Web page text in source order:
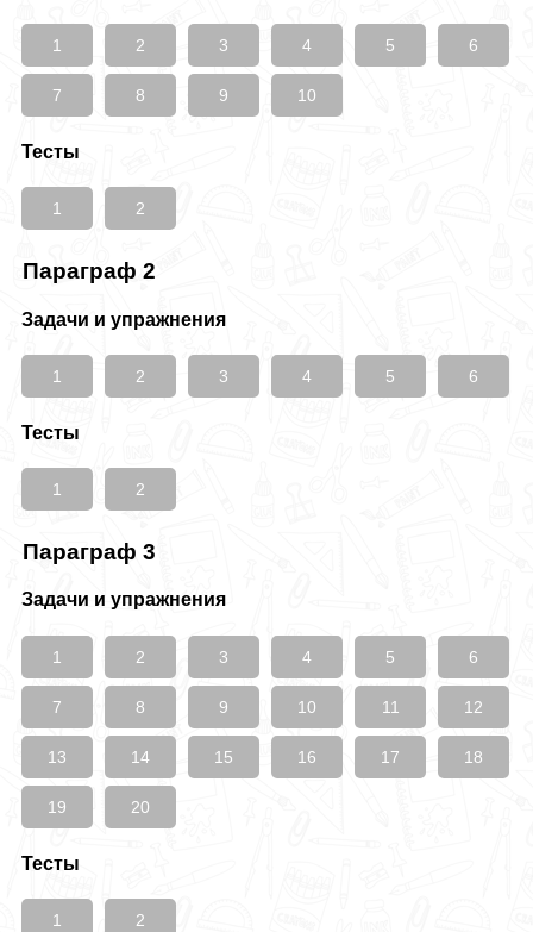
1 2 3 4 5 6
7 8 9 10
Тесты
1 2
Параграф 2
Задачи и упражнения
1 2 3 4 5 6
Тесты
1 2
Параграф 3
Задачи и упражнения
1 2 3 4 5 6
7 8 9 10 11 12
13 14 15 16 17 18
19 20
Тесты
1 2